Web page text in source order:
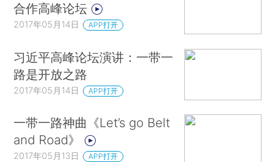
合作高峰论坛
2017年05月14日 APP打开
习近平高峰论坛演讲：一带一
路是开放之路
2017年05月14日 APP打开
一带一路神曲《Let’s go Belt
and Road》
2017年05月13日 APP打开